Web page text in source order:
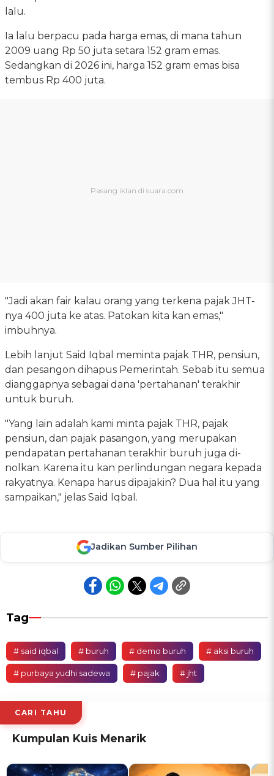
lalu.
Ia lalu berpacu pada harga emas, di mana tahun
2009 uang Rp 50 juta setara 152 gram emas.
Sedangkan di 2026 ini, harga 152 gram emas bisa
tembus Rp 400 juta.
"Jadi akan fair kalau orang yang terkena pajak JHT-
nya 400 juta ke atas. Patokan kita kan emas,"
imbuhnya.
Lebih lanjut Said Iqbal meminta pajak THR, pensiun,
dan pesangon dihapus Pemerintah. Sebab itu semua
dianggapnya sebagai dana 'pertahanan' terakhir
untuk buruh.
"Yang lain adalah kami minta pajak THR, pajak
pensiun, dan pajak pasangon, yang merupakan
pendapatan pertahanan terakhir buruh juga di-
nolkan. Karena itu kan perlindungan negara kepada
rakyatnya. Kenapa harus dipajakin? Dua hal itu yang
sampaikan," jelas Said Iqbal.
Jadikan Sumber Pilihan
Tag
# said iqbal # buruh # demo buruh # aksi buruh
# purbaya yudhi sadewa # pajak # jht
CARI TAHU
Kumpulan Kuis Menarik